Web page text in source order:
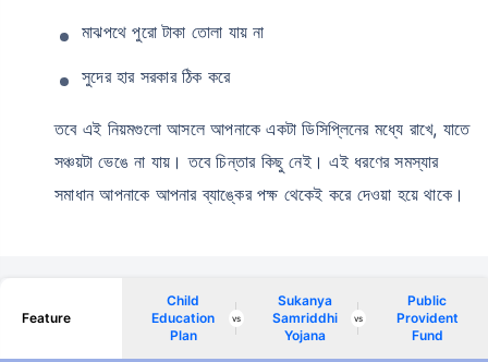
মাঝপথে পুরো টাকা তোলা যায় না
সুদের হার সরকার ঠিক করে
তবে এই নিয়মগুলো আসলে আপনাকে একটা ডিসিপ্লিনের মধ্যে রাখে, যাতে
সঞ্চয়টা ভেঙে না যায়। তবে চিন্তার কিছু নেই। এই ধরণের সমস্যার
সমাধান আপনাকে আপনার ব্যাঙ্কের পক্ষ থেকেই করে দেওয়া হয়ে থাকে।
Feature
Child
Education
Plan
vs
Sukanya
Samriddhi
Yojana
vs
Public
Provident
Fund
NOTHING IS MORE IMPORTANT THAN
Securing Your Child's Future